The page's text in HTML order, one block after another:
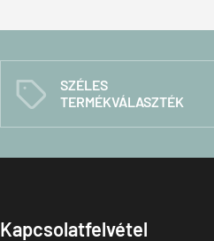
C
SZÉLES
TERMÉKVÁLASZTÉK
Kapcsolatfelvétel